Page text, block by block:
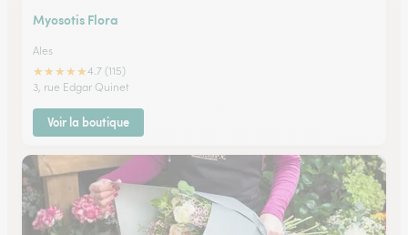
Myosotis Flora
Ales
★★★★★4.7 (115)
3, rue Edgar Quinet
Voir la boutique